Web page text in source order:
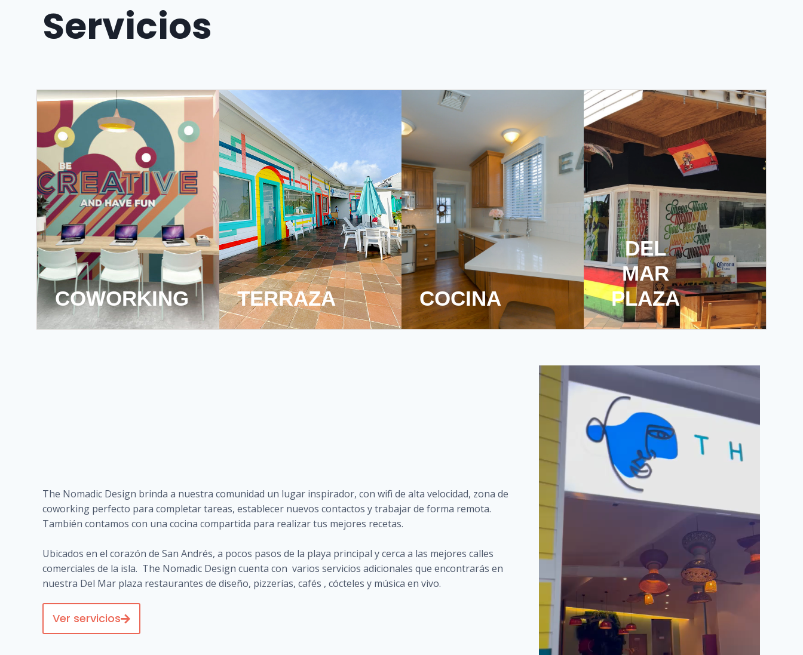
Servicios
COWORKING TERRAZA COCINA
DEL
MAR
PLAZA
The Nomadic Design brinda a nuestra comunidad un lugar inspirador, con wifi de alta velocidad, zona de
coworking perfecto para completar tareas, establecer nuevos contactos y trabajar de forma remota.
También contamos con una cocina compartida para realizar tus mejores recetas.
Ubicados en el corazón de San Andrés, a pocos pasos de la playa principal y cerca a las mejores calles
comerciales de la isla. The Nomadic Design cuenta con varios servicios adicionales que encontrarás en
nuestra Del Mar plaza restaurantes de diseño, pizzerías, cafés , cócteles y música en vivo.
Ver servicios